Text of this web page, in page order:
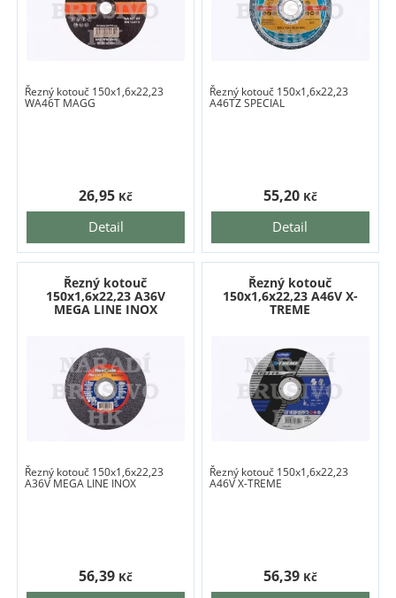
Řezný kotouč 150x1,6x22,23
WA46T MAGG
Detail
26,95 Kč
Řezný kotouč 150x1,6x22,23
A46TZ SPECIAL
Detail
55,20 Kč
Řezný kotouč
150x1,6x22,23 A36V
MEGA LINE INOX
Řezný kotouč 150x1,6x22,23
A36V MEGA LINE INOX
56,39 Kč
Řezný kotouč
150x1,6x22,23 A46V X-
TREME
Řezný kotouč 150x1,6x22,23
A46V X-TREME
56,39 Kč